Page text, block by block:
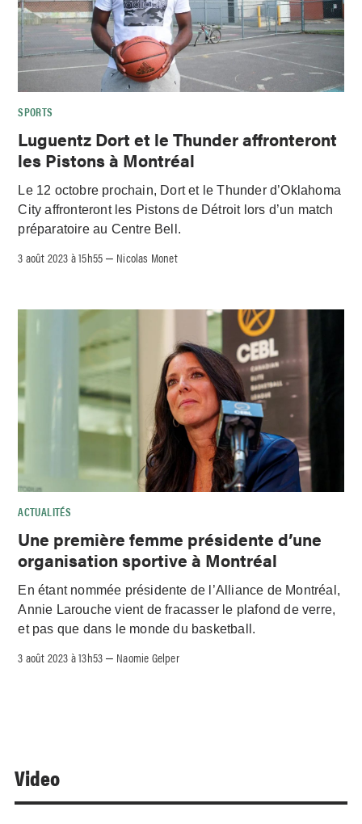
SPORTS
Luguentz Dort et le Thunder affronteront
les Pistons à Montréal
Le 12 octobre prochain, Dort et le Thunder d’Oklahoma
City affronteront les Pistons de Détroit lors d’un match
préparatoire au Centre Bell.
3 août 2023 à 15h55 – Nicolas Monet
ACTUALITÉS
Une première femme présidente d’une
organisation sportive à Montréal
En étant nommée présidente de l’Alliance de Montréal,
Annie Larouche vient de fracasser le plafond de verre,
et pas que dans le monde du basketball.
3 août 2023 à 13h53 – Naomie Gelper
Video